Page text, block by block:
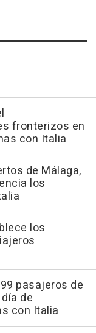
fronterizos en
con Italia
de Málaga,
los
los
pasajeros de
de
con Italia